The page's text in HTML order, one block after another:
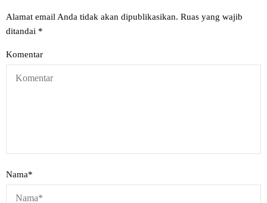
Alamat email Anda tidak akan dipublikasikan. Ruas yang wajib
ditandai *
Komentar
Nama*